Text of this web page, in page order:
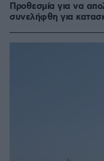
Προθεσμία για να
συνελήφθη για